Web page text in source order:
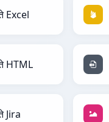
Excel
HTML
Jira